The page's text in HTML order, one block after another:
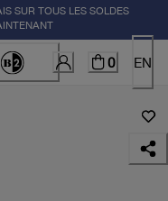
SUR TOUS LES SOLDES
0 EN